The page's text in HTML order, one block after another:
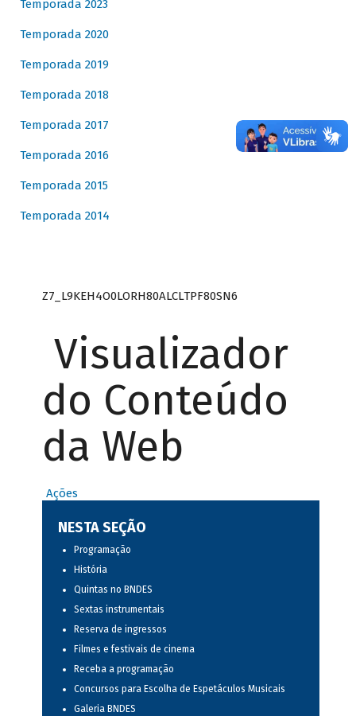
Temporada 2023
Temporada 2020
Temporada 2019
Temporada 2018
Temporada 2017
Temporada 2016
Temporada 2015
Temporada 2014
Z7_L9KEH4O0LORH80ALCLTPF80SN6
Visualizador
do Conteúdo
da Web
Ações
NESTA SEÇÃO
Programação
História
Quintas no BNDES
Sextas instrumentais
Reserva de ingressos
Filmes e festivais de cinema
Receba a programação
Concursos para Escolha de Espetáculos Musicais
Galeria BNDES